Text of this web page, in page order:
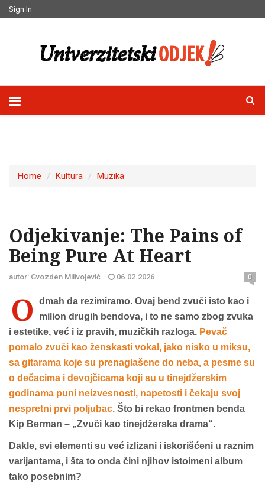
Sign In
Home Kultura Muzika
Odjekivanje: The Pains of
Being Pure At Heart
autor: Gvozden Milivojević 06.02.2026 0
O
dmah da rezimiramo. Ovaj bend zvuči isto kao i
milion drugih bendova, i to ne samo zbog zvuka
i estetike, već i iz pravih, muzičkih razloga. Pevač
pomalo zvuči kao ženskasti vokal, jako nisko u miksu,
sa gitarama koje su prenaglašene do neba, a pesme su
o dečacima i devojčicama koji su u tinejdžerskim
godinama puni neizvesnosti, napetosti i čekaju svoj
nespretni prvi poljubac. Što bi rekao frontmen benda
Kip Berman – „Zvuči kao tinejdžerska drama“.
Dakle, svi elementi su već izlizani i iskorišćeni u raznim
varijantama, i šta to onda čini njihov istoimeni album
tako posebnim?